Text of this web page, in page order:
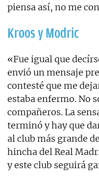
piensa así, no me
Kroos y Modric
«Fue igual que
envió un mensaje
contesté que me
estaba enfermo. No
compañeros. La
terminó y hay que
al club más grande
hincha del Real
y este club seguirá